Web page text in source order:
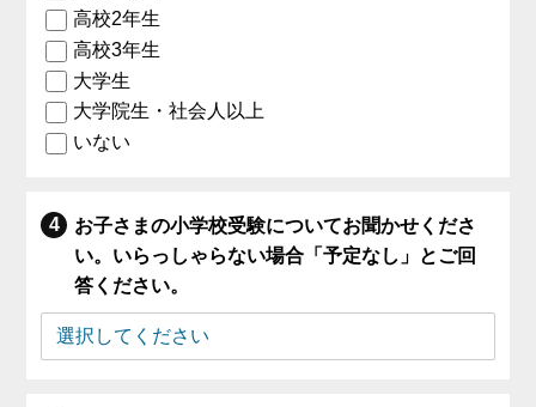
高校2年生
高校3年生
大学生
大学院生・社会人以上
いない
お子さまの小学校受験についてお聞かせくださ
い。いらっしゃらない場合「予定なし」とご回
答ください。